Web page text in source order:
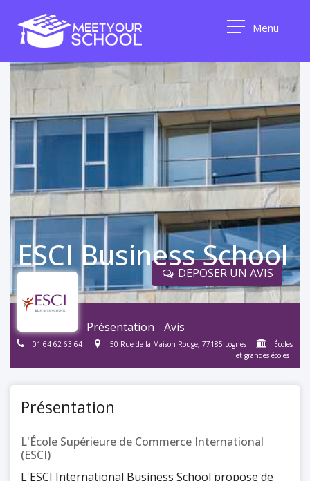
Menu
DEPOSER UN AVIS
ESCI Business School
Présentation Avis
01 64 62 63 64 50 Rue de la Maison Rouge, 77185 Lognes
Écoles
et grandes écoles
Présentation
L'École Supérieure de Commerce International
(ESCI)
L'ESCI International Business School propose de